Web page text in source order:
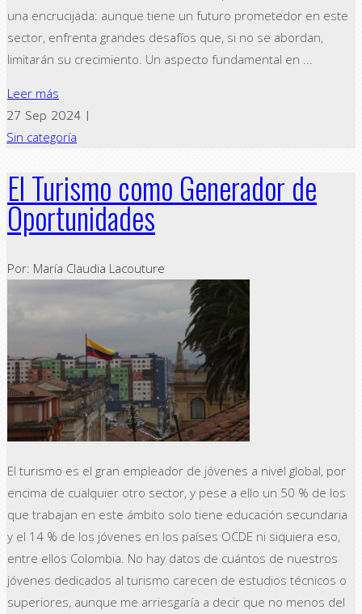
una encrucijada: aunque tiene un futuro prometedor en este
sector, enfrenta grandes desafíos que, si no se abordan,
limitarán su crecimiento. Un aspecto fundamental en ...
Leer más
27 Sep 2024 |
Sin categoría
El Turismo como Generador de
Oportunidades
Por: María Claudia Lacouture
El turismo es el gran empleador de jóvenes a nivel global, por
encima de cualquier otro sector, y pese a ello un 50 % de los
que trabajan en este ámbito solo tiene educación secundaria
y el 14 % de los jóvenes en los países OCDE ni siquiera eso,
entre ellos Colombia. No hay datos de cuántos de nuestros
jóvenes dedicados al turismo carecen de estudios técnicos o
superiores, aunque me arriesgaría a decir que no menos del